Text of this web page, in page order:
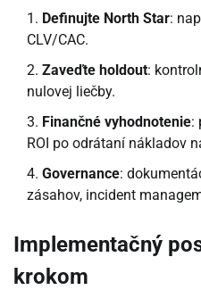
Definujte North Star:
CLV/CAC.
Zaveďte holdout:
nulovej liečby.
Finančné vyhodnotenie:
ROI po odrátaní nákladov
Governance:
zásahov, incident
Implementačný
krokom